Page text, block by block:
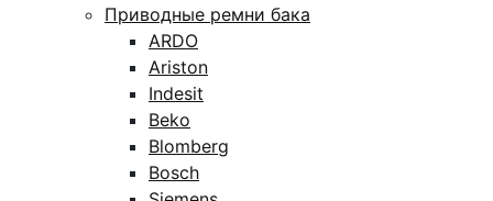
Приводные ремни бака
ARDO
Ariston
Indesit
Beko
Blomberg
Bosch